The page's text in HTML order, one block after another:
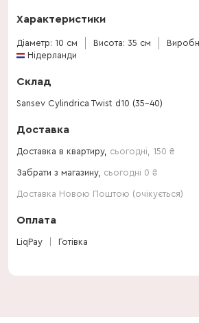
Характеристики
Діаметр: 10 см Висота: 35 см
Нідерланди
Склад
Sansev Cylindrica Twist d10 (35-40)
Доставка
Доставка в квартиру, сьогодні 150 ₴
Забрати з магазину, сьогодні 0 ₴
Доставка Новою Поштою (очікується)
Оплата
LiqPay Готівка